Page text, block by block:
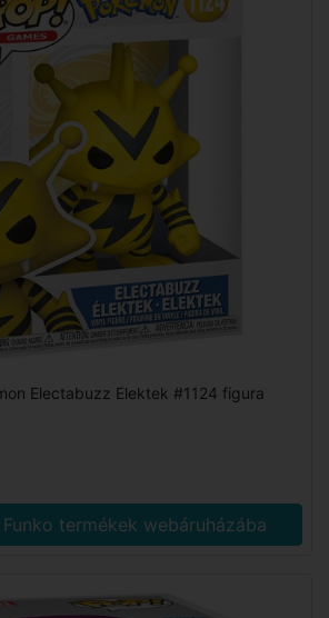
Electabuzz Elektek #1124 figura
termékek webáruházába